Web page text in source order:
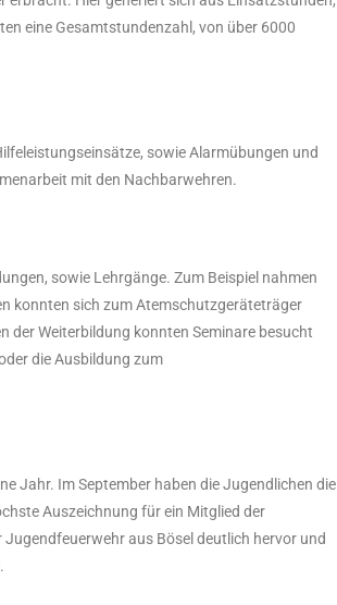
eine Gesamtstundenzahl, von über 6000
sowie Alarmübungen und
mit den Nachbarwehren.
sowie Lehrgänge. Zum Beispiel nahmen
konnten sich zum Atemschutzgeräteträger
der Weiterbildung konnten Seminare besucht
die Ausbildung zum
Jahr. Im September haben die Jugendlichen die
Auszeichnung für ein Mitglied der
aus Bösel deutlich hervor und